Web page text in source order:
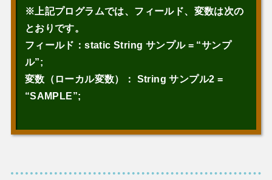
※上記プログラムでは、フィールド、変数は次の
とおりです。
フィールド：static String サンプル = “サンプ
ル”;
変数（ローカル変数）： String サンプル2 =
“SAMPLE”;